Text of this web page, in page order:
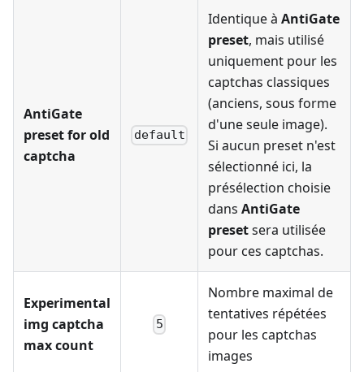
AntiGate
preset for old
captcha
default
Identique à AntiGate
preset, mais utilisé
uniquement pour les
captchas classiques
(anciens, sous forme
d'une seule image).
Si aucun preset n'est
sélectionné ici, la
présélection choisie
dans AntiGate
presetsera utilisée
pour ces captchas.
Experimental
img captcha
max count
5
Nombre maximal de
tentatives répétées
pour les captchas
images